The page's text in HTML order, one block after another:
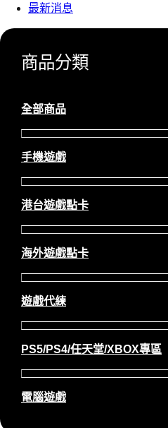
最新消息
商品分類
全部商品
手機遊戲
港台遊戲點卡
海外遊戲點卡
遊戲代練
PS5/PS4/任天堂/XBOX專區
電腦遊戲